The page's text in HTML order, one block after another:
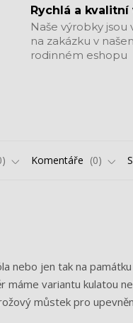
Rychlá a kvalitní
Naše výrobky jsou
na zakázku v
rodinném eshopu
Komentáře 0
nebo jen tak na
máme variantu kulatou
můstek pro